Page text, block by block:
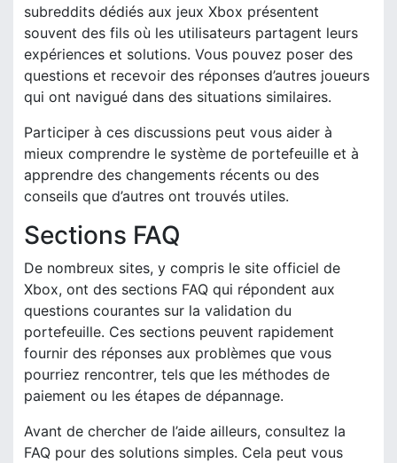
subreddits dédiés aux jeux Xbox présentent
souvent des fils où les utilisateurs partagent leurs
expériences et solutions. Vous pouvez poser des
questions et recevoir des réponses d’autres joueurs
qui ont navigué dans des situations similaires.
Participer à ces discussions peut vous aider à
mieux comprendre le système de portefeuille et à
apprendre des changements récents ou des
conseils que d’autres ont trouvés utiles.
Sections FAQ
De nombreux sites, y compris le site officiel de
Xbox, ont des sections FAQ qui répondent aux
questions courantes sur la validation du
portefeuille. Ces sections peuvent rapidement
fournir des réponses aux problèmes que vous
pourriez rencontrer, tels que les méthodes de
paiement ou les étapes de dépannage.
Avant de chercher de l’aide ailleurs, consultez la
FAQ pour des solutions simples. Cela peut vous